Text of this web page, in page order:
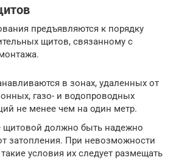
предъявляются к порядку
щитов, связанному с
в зонах, удаленных от
газо- и водопроводных
не менее чем на один метр.
должно быть надежно
затопления. При невозможности
условия их следует размещать